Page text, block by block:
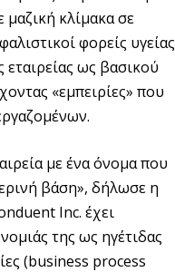
κλίμακα σε
φορείς υγείας
ως βασικού
«εμπειρίες» που
με ένα όνομα που
βάση», δήλωσε η
Inc. έχει
της ως ηγέτιδας
(business process